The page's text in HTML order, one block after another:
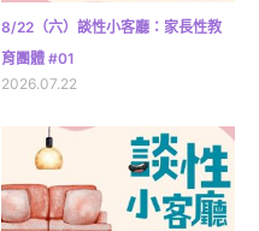
8/22（六）談性小客廳：家長性教
育團體 #01
2026.07.22